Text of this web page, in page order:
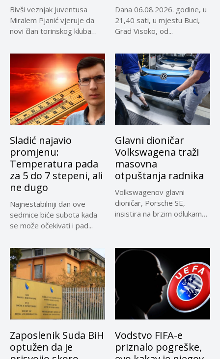
Bivši veznjak Juventusa
Miralem Pjanić vjeruje da
novi član torinskog kluba
Dana 06.08.2026. godine, u
21,40 sati, u mjestu Buci,
Grad Visoko, od...
Sladić najavio
promjenu:
Temperatura pada
za 5 do 7 stepeni, ali
ne dugo
Najnestabilniji dan ove
sedmice biće subota kada
se može očekivati i pad...
Glavni dioničar
Volkswagena traži
masovna
otpuštanja radnika
Volkswagenov glavni
dioničar, Porsche SE,
insistira na brzim odlukama
Zaposlenik Suda BiH
optužen da je
Vodstvo FIFA-e
priznalo pogreške,